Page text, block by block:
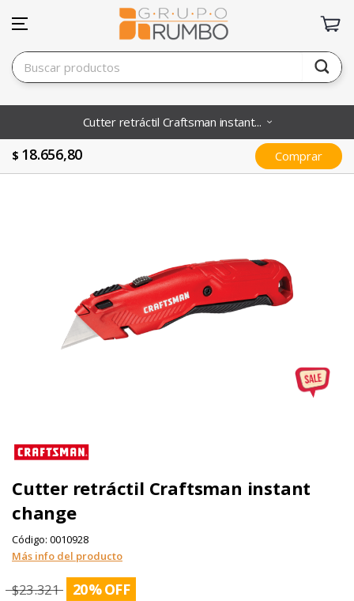
Cutter retráctil Craftsman instant...
Comprar
$ 18.656,80
Cutter retráctil Craftsman instant
change
Código: 0010928
Más info del producto
$23.321 20%